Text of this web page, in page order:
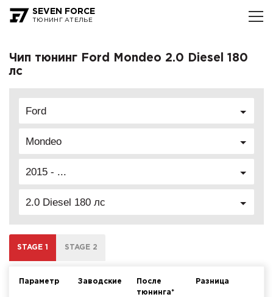
SEVEN FORCE
ТЮНИНГ АТЕЛЬЕ
Чип тюнинг Ford Mondeo 2.0 Diesel 180
лс
Ford
Mondeo
2015 - ...
2.0 Diesel 180 лс
STAGE 1 STAGE 2
Параметр Заводские
После
тюнинга*
Разница